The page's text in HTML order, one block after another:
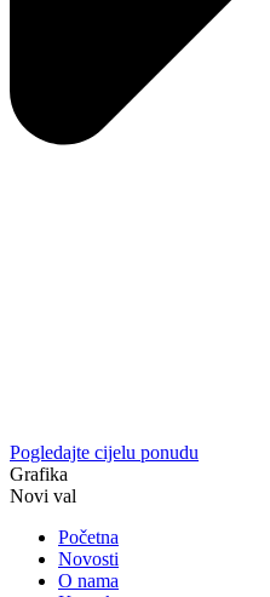
Pogledajte cijelu ponudu
Grafika
Novi val
Početna
Novosti
O nama